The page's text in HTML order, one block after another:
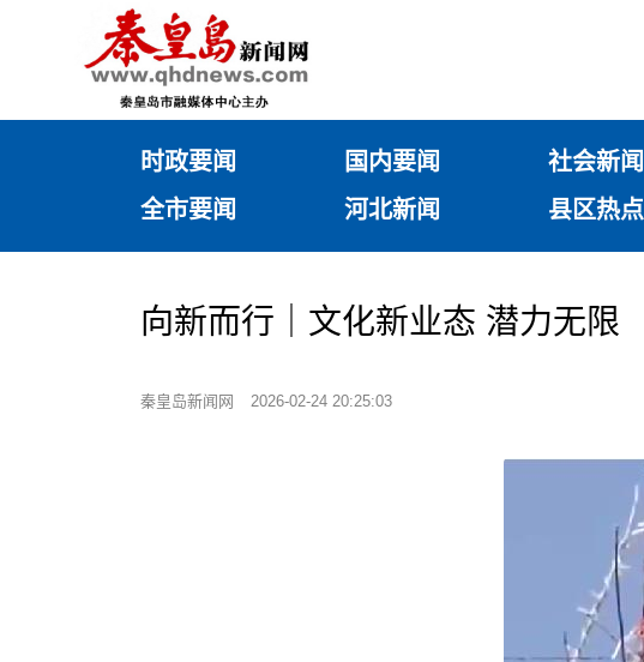
时政要闻 国内要闻 社会新闻
全市要闻
河北新闻 县区热点
向新而行｜文化新业态 潜力无限
秦皇岛新闻网 2026-02-24 20:25:03